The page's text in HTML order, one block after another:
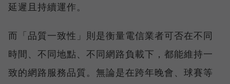
延遲且持續運作。
而「品質一致性」則是衡量電信業者可否在不同
時間、不同地點、不同網路負載下，都能維持一
致的網路服務品質。無論是在跨年晚會、球賽等